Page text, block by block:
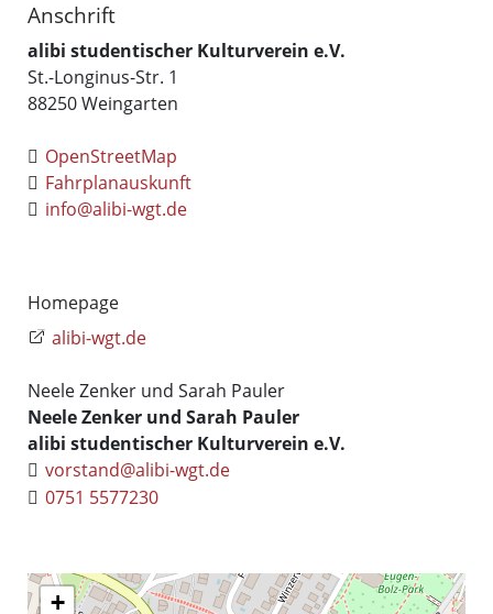
Anschrift
alibi studentischer Kulturverein e.V.
St.-Longinus-Str. 1
88250Weingarten
OpenStreetMap
Fahrplanauskunft
info@alibi-wgt.de
Homepage
alibi-wgt.de
Neele Zenker und Sarah Pauler
Neele Zenker und Sarah Pauler
alibi studentischer Kulturverein e.V.
vorstand@alibi-wgt.de
0751 5577230
+